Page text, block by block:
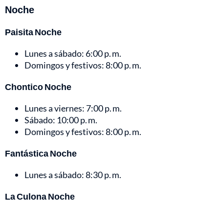
Noche
Paisita Noche
Lunes a sábado: 6:00 p. m.
Domingos y festivos: 8:00 p. m.
Chontico Noche
Lunes a viernes: 7:00 p. m.
Sábado: 10:00 p. m.
Domingos y festivos: 8:00 p. m.
Fantástica Noche
Lunes a sábado: 8:30 p. m.
La Culona Noche